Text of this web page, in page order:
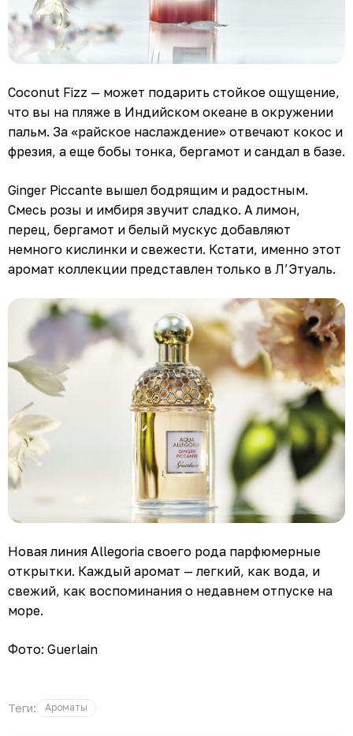
Coconut Fizz — может подарить стойкое ощущение,
что вы на пляже в Индийском океане в окружении
пальм. За «райское наслаждение» отвечают кокос и
фрезия, а еще бобы тонка, бергамот и сандал в базе.
Ginger Piccante вышел бодрящим и радостным.
Смесь розы и имбиря звучит сладко. А лимон,
перец, бергамот и белый мускус добавляют
немного кислинки и свежести. Кстати, именно этот
аромат коллекции представлен только в Л’Этуаль.
Новая линия Allegoria своего рода парфюмерные
открытки. Каждый аромат — легкий, как вода, и
свежий, как воспоминания о недавнем отпуске на
море.
Фото: Guerlain
Теги: Ароматы